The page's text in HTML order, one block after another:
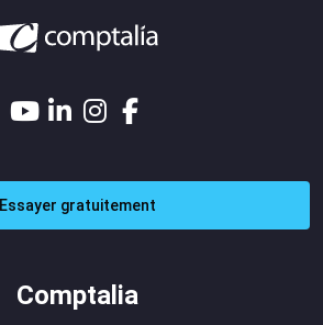
Essayer gratuitement
Comptalia